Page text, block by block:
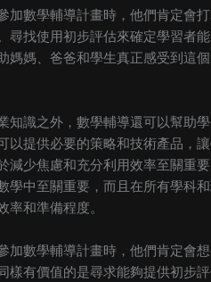
加數學輔導計畫時，他們肯定會
尋找使用初步評估來確定學習者
媽媽、爸爸和學生真正感受到這
知識之外，數學輔導還可以幫助
以提供必要的策略和技術產品，
減少焦慮和充分利用效率至關重
學中至關重要，而且在所有學科
率和準備程度。
加數學輔導計畫時，他們肯定會
樣有價值的是尋求能夠提供初步